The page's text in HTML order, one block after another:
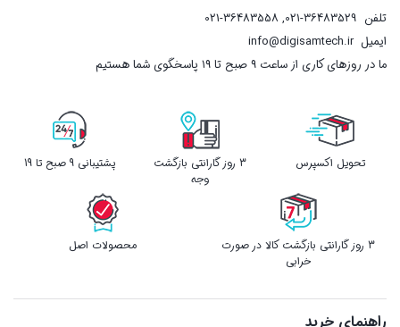
تلفن 021-36483529
,
021-36483558
ایمیلinfo@digisamtech.ir
ما در روزهای کاری از ساعت ۹ صبح تا ۱۹ پاسخگوی شما هستیم
تحویل اکسپرس
3 روز گارانتی بازگشت
وجه
پشتیبانی 9 صبح تا 19
3 روز گارانتی بازگشت کالا در صورت
خرابی
محصولات اصل
راهنمای خرید